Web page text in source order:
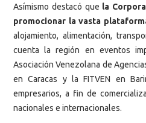
Asímismo destacó que la
promocionar la vasta
alojamiento, alimentación,
cuenta la región en eventos
Asociación Venezolana de
en Caracas y la FITVEN en
empresarios, a fin de
nacionales e internacionales.